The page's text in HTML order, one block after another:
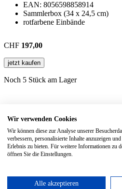
EAN: 8056598858914
Sammlerbox (34 x 24,5 cm)
rotfarbene Einbände
CHF 197,00
jetzt kaufen
Noch 5 Stück am Lager
Wird oft zusammen gekauft
Classic Large Japanese Album
Wir verwenden Cookies
Wir können diese zur Analyse unserer
verbessern, personalisierte Inhalte anzuzeigen
Erlebnis zu bieten. Für weitere Informationen zu
öffnen Sie die Einstellungen.
Alle akzeptieren